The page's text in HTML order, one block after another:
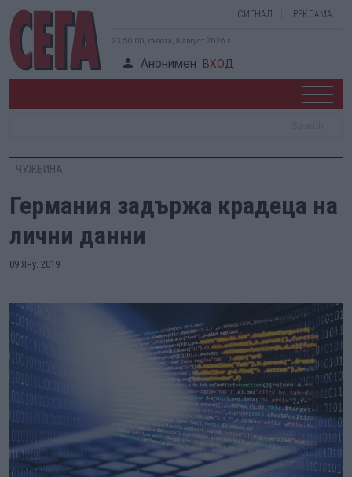
СИГНАЛ РЕКЛАМА
23:50:01, събота, 8 август 2026 г.
Анонимен ВХОД
ЧУЖБИНА
Германия задържа крадеца на
лични данни
09 Яну. 2019